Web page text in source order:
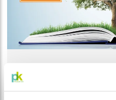
Inget spill ska hamna i vår